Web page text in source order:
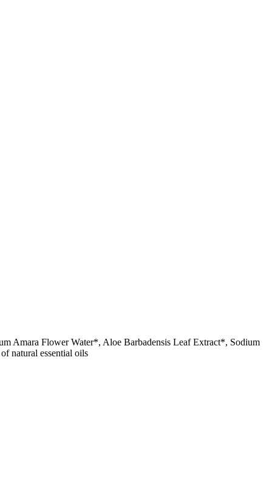
Amara Flower Water*, Aloe Barbadensis Leaf Extract*, Sodium
natural essential oils